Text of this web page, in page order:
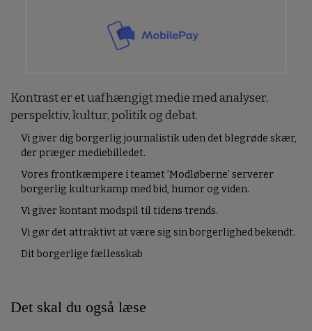
Kontrast er et uafhængigt medie med analyser,
perspektiv, kultur, politik og debat.
Vi giver dig borgerlig journalistik uden det blegrøde skær,
der præger mediebilledet.
Vores frontkæmpere i teamet ’Modløberne’ serverer
borgerlig kulturkamp med bid, humor og viden.
Vi giver kontant modspil til tidens trends.
Vi gør det attraktivt at være sig sin borgerlighed bekendt.
Dit borgerlige fællesskab
Det skal du også læse